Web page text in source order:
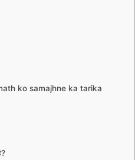
math ko samajhne ka tarika